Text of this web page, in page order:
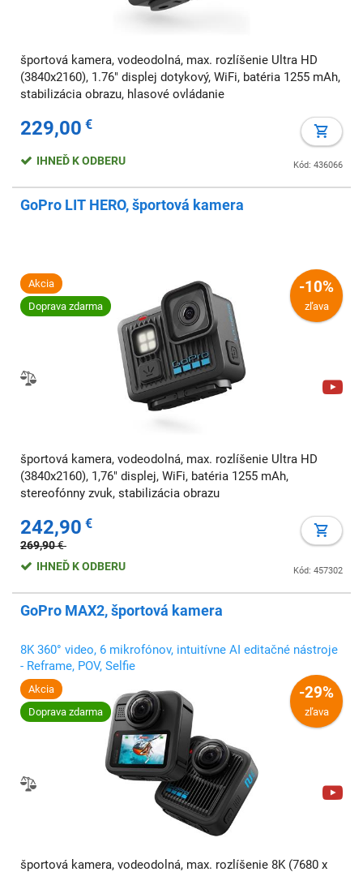
športová kamera, vodeodolná, max. rozlíšenie Ultra HD
(3840x2160), 1.76" displej dotykový, WiFi, batéria 1255 mAh,
stabilizácia obrazu, hlasové ovládanie
229,00 €
Kód: 436066
IHNEĎ K ODBERU
GoPro LIT HERO, športová kamera
Akcia
Doprava zdarma
-10%
zľava
športová kamera, vodeodolná, max. rozlíšenie Ultra HD
(3840x2160), 1,76" displej, WiFi, batéria 1255 mAh,
stereofónny zvuk, stabilizácia obrazu
242,90 €
269,90€
Kód: 457302
IHNEĎ K ODBERU
GoPro MAX2, športová kamera
8K 360° video, 6 mikrofónov, intuitívne AI editačné nástroje
- Reframe, POV, Selfie
Akcia
Doprava zdarma
-29%
zľava
športová kamera, vodeodolná, max. rozlíšenie 8K (7680 x